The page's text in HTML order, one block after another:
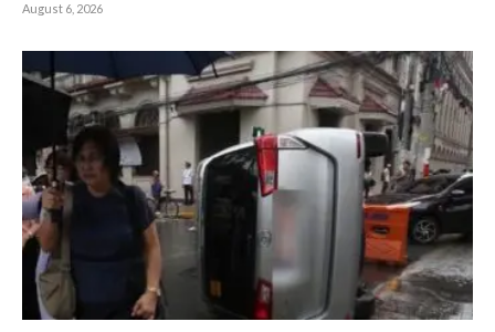
August 6, 2026